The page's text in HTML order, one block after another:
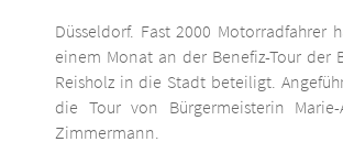
Düsseldorf. Fast 2000 Motorradfahrer
einem Monat an der Benefiz-Tour der
Reisholz in die Stadt beteiligt.
die Tour von Bürgermeisterin Marie-
Zimmermann.